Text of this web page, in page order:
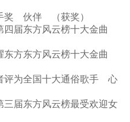
奖 伙伴 （获奖）
届东方风云榜十大金曲
方东方风云榜十大金曲
为全国十大通俗歌手 心
届东方风云榜最受欢迎女